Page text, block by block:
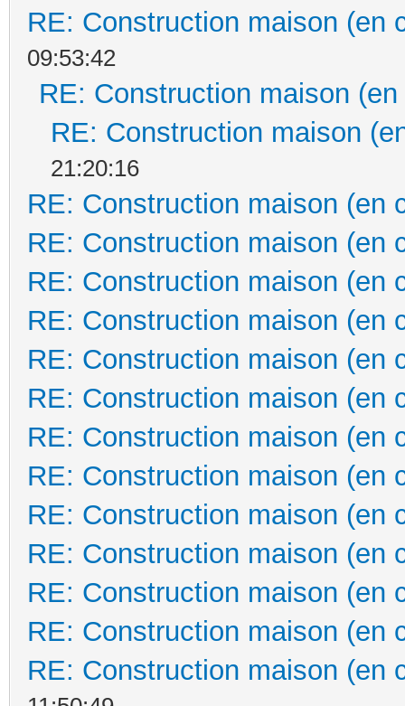
RE: Construction maison (en
09:53:42
RE: Construction maison
RE: Construction maison
21:20:16
RE: Construction maison (en
RE: Construction maison (en
RE: Construction maison (en
RE: Construction maison (en
RE: Construction maison (en
RE: Construction maison (en
RE: Construction maison (en
RE: Construction maison (en
RE: Construction maison (en
RE: Construction maison (en
RE: Construction maison (en
RE: Construction maison (en
RE: Construction maison (en